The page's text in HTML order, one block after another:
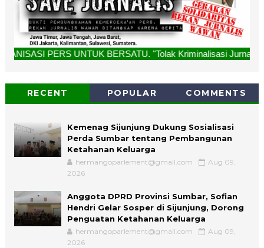
UNTUK BERSATU. "Tolak Kriminalisasi Jurnalis, Rekan
RECENT POPULAR COMMENTS
Kemenag Sijunjung Dukung Sosialisasi
Perda Sumbar tentang Pembangunan
Ketahanan Keluarga
hermangoparlement@gmail.com
Aug 09,
2026
Anggota DPRD Provinsi Sumbar, Sofian
Hendri Gelar Sosper di Sijunjung, Dorong
Penguatan Ketahanan Keluarga
hermangoparlement@gmail.com
Aug 09,
2026